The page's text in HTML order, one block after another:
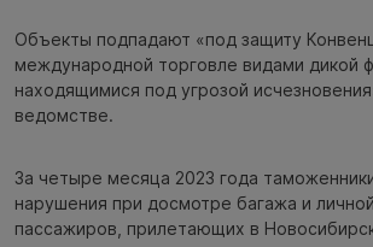
Объекты подпадают «под защиту
международной торговле видами дикой
находящимися под угрозой
ведомстве.
За четыре месяца 2023 года
нарушения при досмотре багажа и
пассажиров, прилетающих в